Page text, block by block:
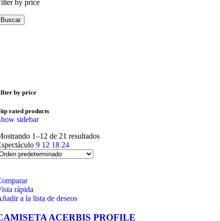
by price
Buscar
by price
rated products
sidebar
1–12 de 21 resultados
9 12 18 24
rápida
a la lista de deseos
ACERBIS PROFILE